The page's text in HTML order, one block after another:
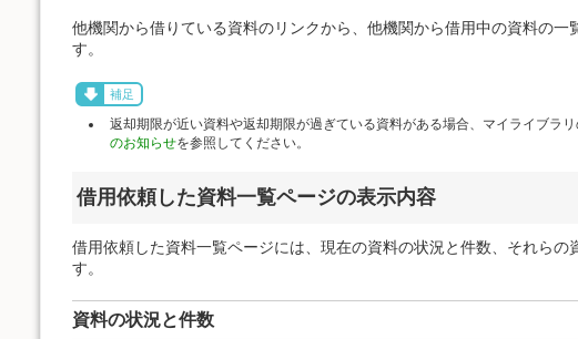
他機関から借りている資料のリンクから、他機関から借用中の資料の一
す。
補足
返却期限が近い資料や返却期限が過ぎている資料がある場合、マイライブラ
のお知らせを参照してください。
借用依頼した資料一覧ページの表示内容
借用依頼した資料一覧ページには、現在の資料の状況と件数、それら
す。
資料の状況と件数